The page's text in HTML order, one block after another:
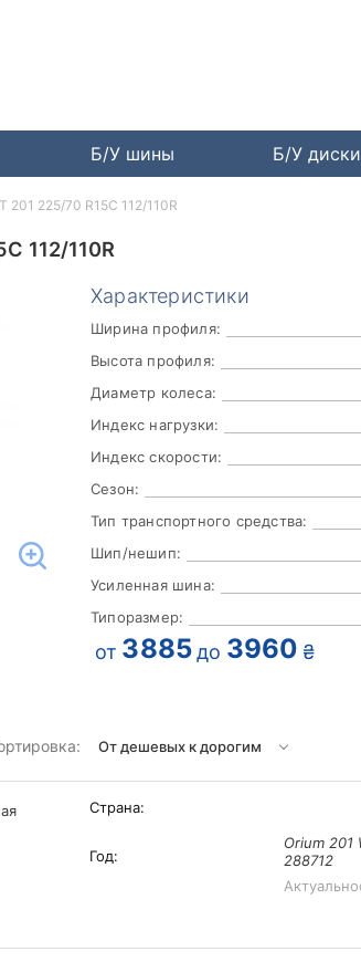
Б/У шины Б/У диски
112/110R
Характеристики
Ширина профиля:
Высота профиля:
Диаметр колеса:
Индекс нагрузки:
Индекс скорости:
Сезон:
Тип транспортного средства:
Шип/нешип:
Усиленная шина:
Типоразмер:
от 3885 до 3960 ₴
Страна:
Год:
Orium 201
288712
201 225/70 R15C 112/110R